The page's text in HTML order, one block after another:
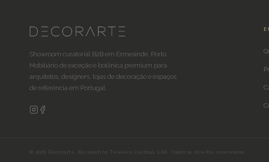
Showroom curatorial B2B em Ermesinde, Porto.
Mobiliário de exceção e botânica premium para
arquitetos, designers, lojas de decoração e espaços
de referência em Portugal.
© 2026 Decorarte, Bernardino Teixeira Cardoso, LDA. Todos os direitos reservados.